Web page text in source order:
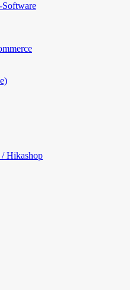
Software
Hikashop